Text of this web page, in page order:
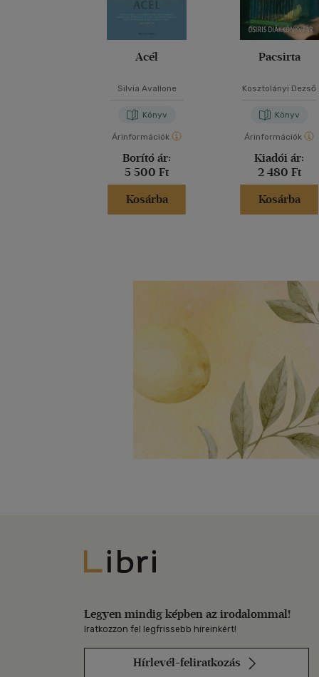
Acél
Silvia Avallone
Könyv
Árinformációk
Borító ár:
5 500 Ft
Kosárba
Pacsirta
Kosztolányi Dezső
Könyv
Árinformációk
Kiadói ár:
2 480 Ft
Kosárba
Libri
Legyen mindig képben az irodalommal!
Iratkozzon fel legfrissebb híreinkért!
Hírlevél-feliratkozás